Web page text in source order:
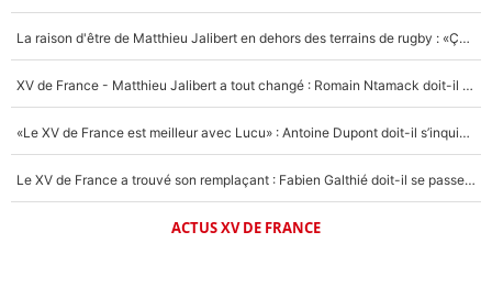
La raison d'être de Matthieu Jalibert en dehors des terrains de rugby : «Ça m'atteint autant que si tu touches à un membre de ma famille»
XV de France - Matthieu Jalibert a tout changé : Romain Ntamack doit-il s’inquiéter pour sa place à un an de la Coupe du monde ?
«Le XV de France est meilleur avec Lucu» : Antoine Dupont doit-il s’inquiéter pour sa place ?
Le XV de France a trouvé son remplaçant : Fabien Galthié doit-il se passer d'Antoine Dupont ?
ACTUS XV DE FRANCE